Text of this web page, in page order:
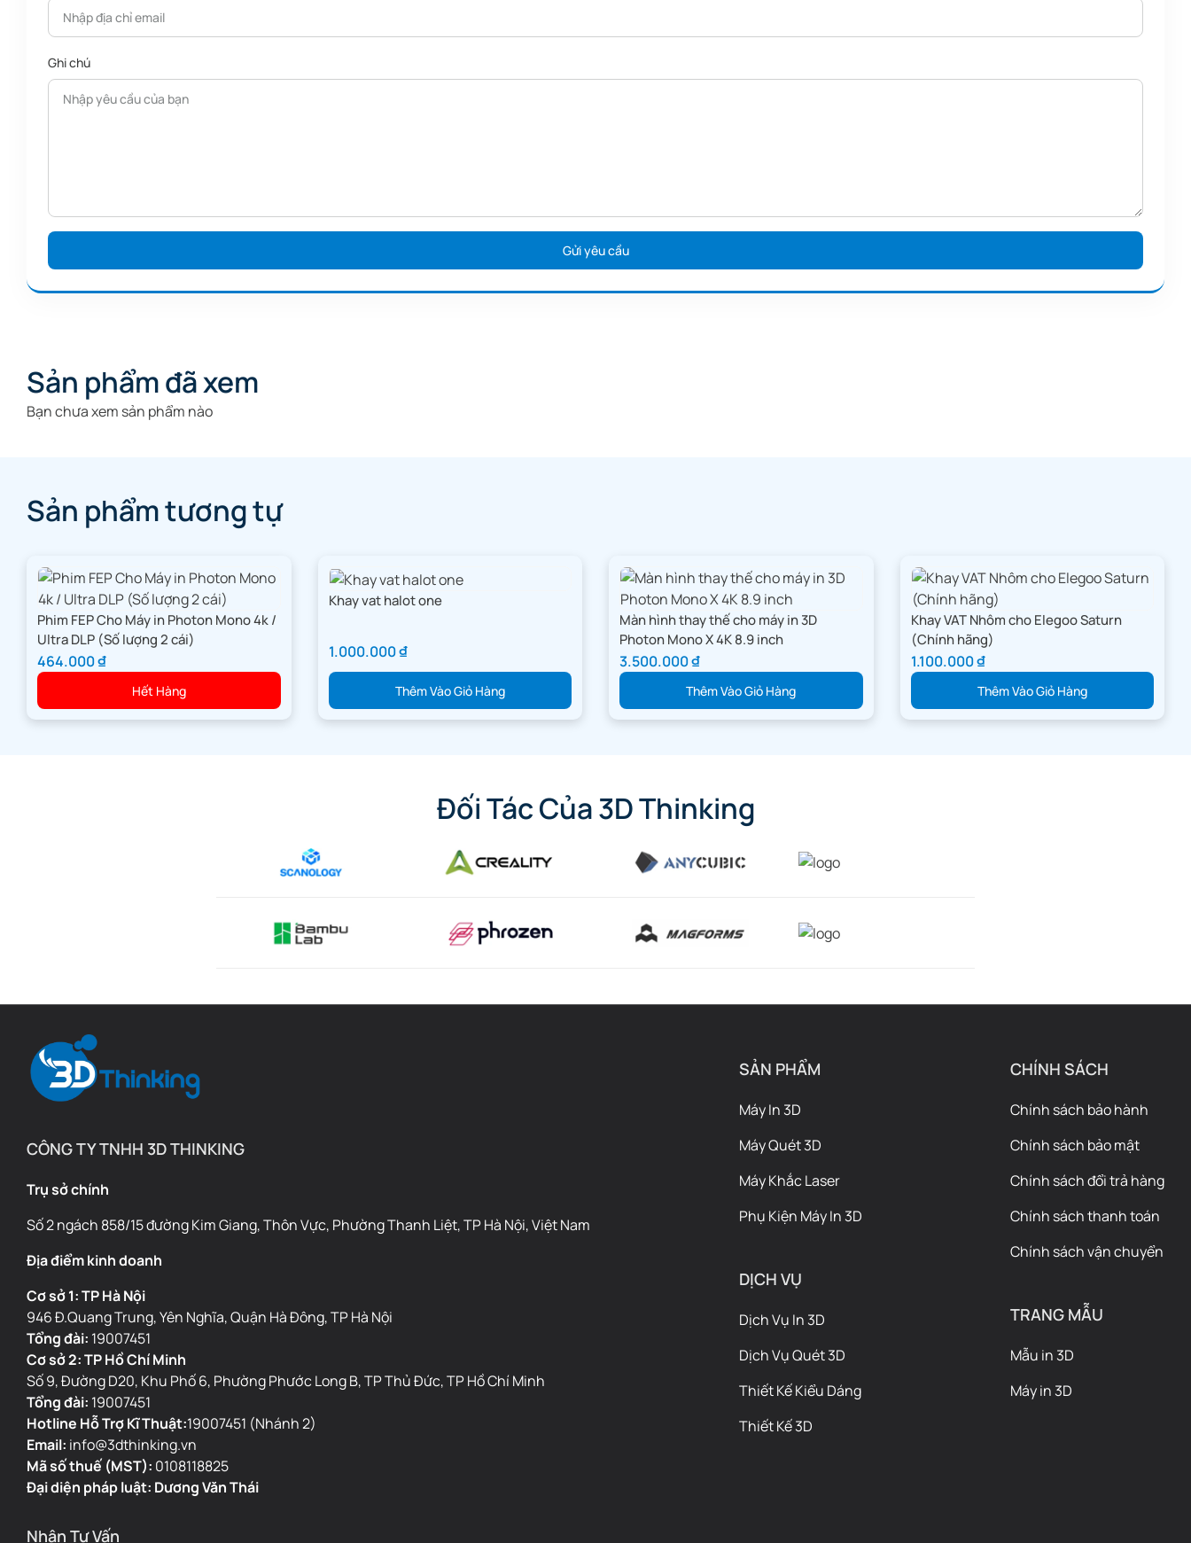
Ghi chú
Sản phẩm đã xem
Bạn chưa xem sản phẩm nào
Sản phẩm tương tự
Phim FEP Cho Máy in Photon Mono 4k /
Ultra DLP (Số lượng 2 cái)
464.000₫
Hết Hàng
Khay vat halot one
1.000.000₫
Thêm Vào Giỏ Hàng
Màn hình thay thế cho máy in 3D
Photon Mono X 4K 8.9 inch
3.500.000₫
Thêm Vào Giỏ Hàng
Khay VAT Nhôm cho Elegoo Saturn
(Chính hãng)
1.100.000₫
Thêm Vào Giỏ Hàng
Đối Tác Của 3D Thinking
CÔNG TY TNHH 3D THINKING
Trụ sở chính
Số 2 ngách 858/15 đường Kim Giang, Thôn Vực, Phường Thanh Liệt, TP Hà Nội, Việt Nam
Địa điểm kinh doanh
Cơ sở 1: TP Hà Nội
946 Đ.Quang Trung, Yên Nghĩa, Quận Hà Đông, TP Hà Nội
Tổng đài: 19007451
Cơ sở 2: TP Hồ Chí Minh
Số 9, Đường D20, Khu Phố 6, Phường Phước Long B, TP Thủ Đức, TP Hồ Chí Minh
Tổng đài: 19007451
Hotline Hỗ Trợ Kĩ Thuật:19007451 (Nhánh 2)
Email: info@3dthinking.vn
Mã số thuế (MST): 0108118825
Đại diện pháp luật: Dương Văn Thái
SẢN PHẨM
Máy In 3D
Máy Quét 3D
Máy Khắc Laser
Phụ Kiện Máy In 3D
DỊCH VỤ
Dịch Vụ In 3D
Dịch Vụ Quét 3D
Thiết Kế Kiểu Dáng
Thiết Kế 3D
CHÍNH SÁCH
Chính sách bảo hành
Chính sách bảo mật
Chính sách đổi trả hàng
Chính sách thanh toán
Chính sách vận chuyển
TRANG MẪU
Mẫu in 3D
Máy in 3D
Nhận Tư Vấn